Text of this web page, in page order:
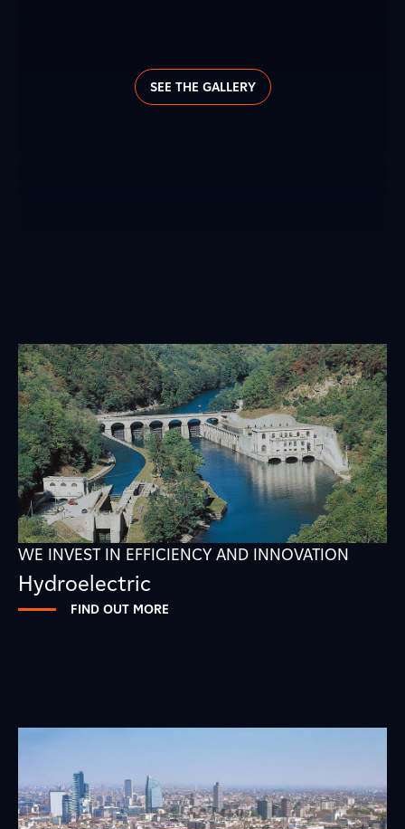
SEE THE GALLERY
WE INVEST IN EFFICIENCY AND INNOVATION
Hydroelectric
FIND OUT MORE